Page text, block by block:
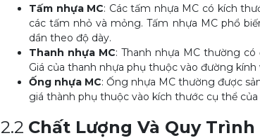
Tấm nhựa MC: Các tấm nhựa MC có kích
các tấm nhỏ và mỏng. Tấm nhựa MC phổ
dần theo độ dày.
Thanh nhựa MC: Thanh nhựa MC thường
Giá của thanh nhựa phụ thuộc vào đường kính
Ống nhựa MC: Ống nhựa MC thường được
giá thành phụ thuộc vào kích thước cụ thể
2.2 Chất Lượng Và Quy Trình